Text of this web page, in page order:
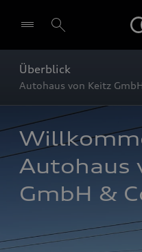
Überblick
Autohaus von Keitz
Autohaus
GmbH &